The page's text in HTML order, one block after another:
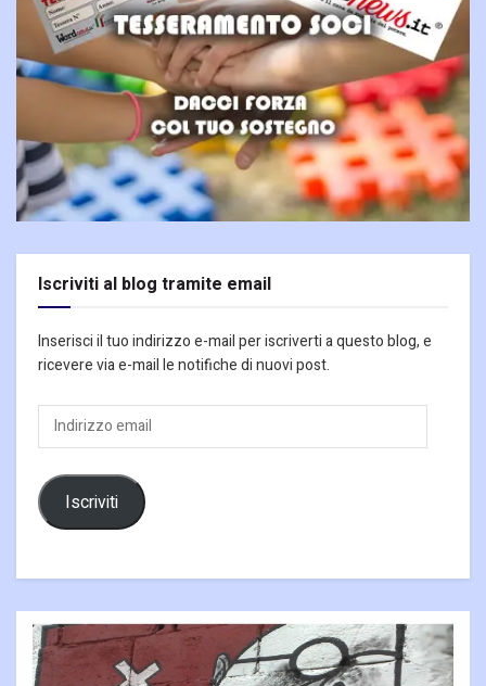
Iscriviti al blog tramite email
Inserisci il tuo indirizzo e-mail per iscriverti a questo blog, e
ricevere via e-mail le notifiche di nuovi post.
Indirizzo
email
Iscriviti